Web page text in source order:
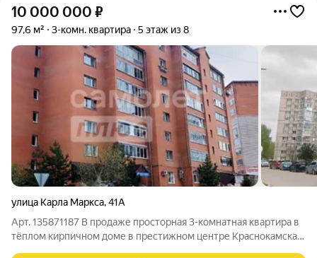
10 000 000 ₽
97,6 м² 3-комн. квартира 5 этаж из 8
улица Карла Маркса,41А
Арт. 135871187 В продаже просторная 3-комнатная квартира в
тёплом кирпичном доме в престижном центре Краснокамска.